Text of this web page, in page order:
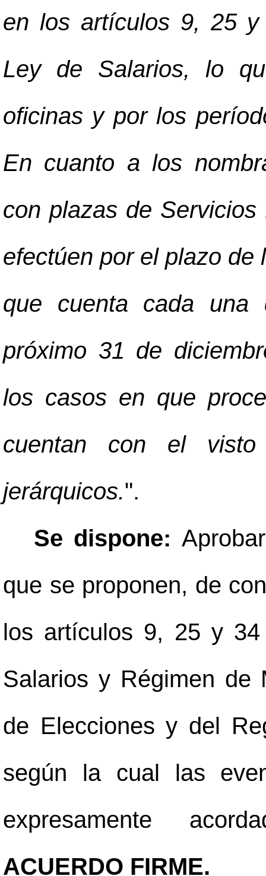
en los artículos 9, 25
Ley de Salarios, lo
oficinas y por los
En cuanto a los
con plazas de
efectúen por el plazo de
que cuenta cada
próximo 31 de
los casos en que
cuentan con el
jerárquicos.".
Se dispone:
que se proponen, de
los artículos 9, 25 y
Salarios y Régimen de
de Elecciones y del
según la cual las
expresamente
ACUERDO FIRME.